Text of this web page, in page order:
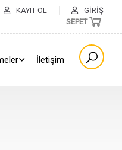
KAYIT OL
GIRIŞ
SEPET
İletişim